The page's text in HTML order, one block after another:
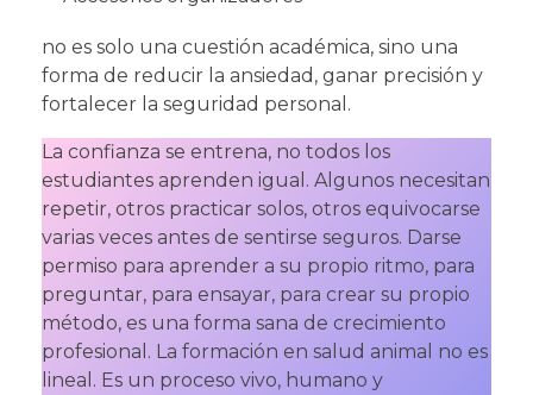
no es solo una cuestión académica, sino una
forma de reducir la ansiedad, ganar precisión y
fortalecer la seguridad personal.
La confianza se entrena, no todos los
estudiantes aprenden igual. Algunos necesitan
repetir, otros practicar solos, otros equivocarse
varias veces antes de sentirse seguros. Darse
permiso para aprender a su propio ritmo, para
preguntar, para ensayar, para crear su propio
método, es una forma sana de crecimiento
profesional. La formación en salud animal no es
lineal. Es un proceso vivo, humano y